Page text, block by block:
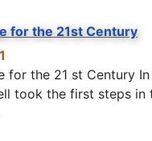
for the 21st Century
for the 21 st Century In
took the first steps in